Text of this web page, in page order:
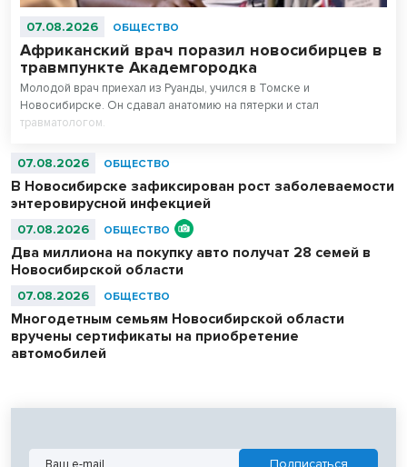
07.08.2026 ОБЩЕСТВО
Африканский врач поразил новосибирцев в
травмпункте Академгородка
Молодой врач приехал из Руанды, учился в Томске и
Новосибирске. Он сдавал анатомию на пятерки и стал
травматологом.
07.08.2026 ОБЩЕСТВО
В Новосибирске зафиксирован рост заболеваемости
энтеровирусной инфекцией
07.08.2026 ОБЩЕСТВО
Два миллиона на покупку авто получат 28 семей в
Новосибирской области
07.08.2026 ОБЩЕСТВО
Многодетным семьям Новосибирской области
вручены сертификаты на приобретение
автомобилей